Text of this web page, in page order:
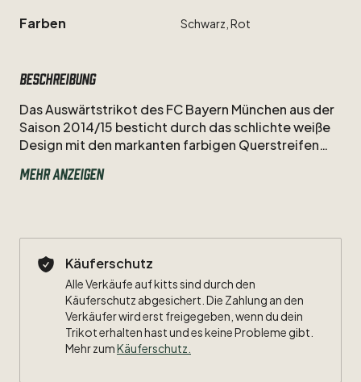
Farben Schwarz, Rot
Beschreibung
DasAuswärtstrikot desFCBayern München ausder
Saison 2014​/​15 besticht durch dasschlichteweiße
Design mit den markanten farbigen Querstreifen
Nummer7war
inderAllianzArenamitseinemunnachahmlichen
M
Mehr anzeigen
Käuferschutz
Alle Verkäufe auf kitts sind durch den
Käuferschutz abgesichert. Die Zahlung an den
Verkäufer wird erst freigegeben, wenn du dein
Trikot erhalten hast und es keine Probleme gibt.
Mehr zumKäuferschutz